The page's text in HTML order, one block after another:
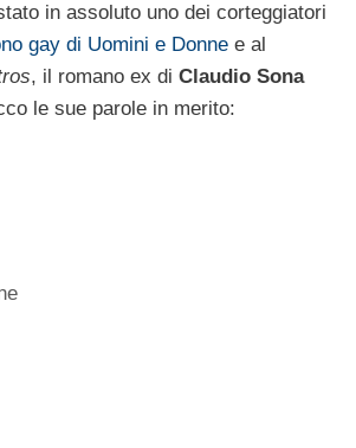
in assoluto uno dei corteggiatori
gay di Uomini e Donne e al
, il romano ex di Claudio Sona
le sue parole in merito: